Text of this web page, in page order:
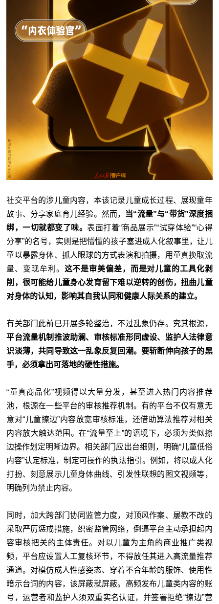
社交平台的涉儿童内容，本该记录儿童成长过程、展现童年
故事、分享家庭育儿经验。然而，
当“流量”与“带货”深度捆
绑，一切就都变了味。表面打着“商品展示”“试穿体验”“心得
分享”的名号，实则是把懵懂的孩子塞进成人化叙事里，让儿
童以暴露身体、抓人眼球的方式表演和拍摄，用童真换取流
量、变现牟利。 这不是审美偏差，而是对儿童的工具化剥
削，很可能给儿童身心发育留下难以逆转的创伤，扭曲儿童
对身体的认知，影响其自我认同和健康人际关系的建立。
有关部门此前已开展多轮整治，不过乱象仍存。究其根源，
平台流量机制推波助澜、审核标准形同虚设、监护人法律意
识淡薄，共同导致这一乱象反复回潮。要斩断伸向孩子的黑
手，必须拿出可落地的硬性措施。
“童真商品化”视频得以大量分发，甚至进入热门内容推荐
池，根源在一些平台的审核推荐机制。有的平台不仅有意无
意对“儿童擦边”内容放宽审核标准，还借助算法推荐对相关
内容放大触达范围。在“流量至上”的语境下，必须为类似擦
边操作划定明晰边界。相关部门应出台细则，明确“儿童低俗
内容”认定标准，制定可操作的执法指引。例如，将以成人化
打扮、刻意展示儿童身体曲线、引发性联想的图文视频等，
明确列为禁止内容。
同时，加大跨部门协同监管力度，对顶风作案、屡教不改的
采取严厉惩戒措施，织密监管网络，倒逼平台主动承担起内
容审核把关的主体责任。对以儿童为主角的商业推广类视
频，平台应设置人工复核环节，不得放任其进入高流量推荐
通道。对模仿成人性感姿态、穿着不合年龄的服饰、使用性
暗示台词的内容，该屏蔽就屏蔽。高频发布儿童类内容的账
号，运营者和监护人须双重实名认证，并签署拒绝“擦边”营